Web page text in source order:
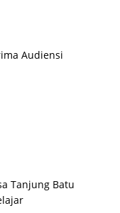
Audiensi
Tanjung Batu